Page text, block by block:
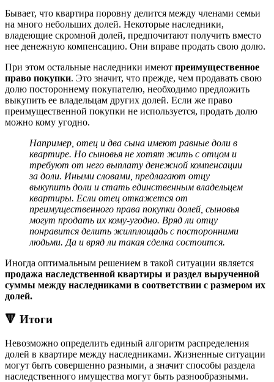
Бывает, что квартира поровну делится между членами семьи
на много небольших долей. Некоторые наследники,
владеющие скромной долей, предпочитают получить вместо
нее денежную компенсацию. Они вправе продать свою долю.
При этом остальные наследники имеют преимущественное
право покупки. Это значит, что прежде, чем продавать свою
долю постороннему покупателю, необходимо предложить
выкупить ее владельцам других долей. Если же право
преимущественной покупки не используется, продать долю
можно кому угодно.
Например, отец и два сына имеют равные доли в
квартире. Но сыновья не хотят жить с отцом и
требуют от него выплату денежной компенсации
за доли. Иными словами, предлагают отцу
выкупить доли и стать единственным владельцем
квартиры. Если отец откажется от
преимущественного права покупки долей, сыновья
могут продать их кому-угодно. Вряд ли отцу
понравится делить жилплощадь с посторонними
людьми. Да и вряд ли такая сделка состоится.
Иногда оптимальным решением в такой ситуации является
продажа наследственной квартиры и раздел вырученной
суммы между наследниками в соответствии с размером их
долей.
🔻 Итоги
Невозможно определить единый алгоритм распределения
долей в квартире между наследниками. Жизненные ситуации
могут быть совершенно разными, а значит способы раздела
наследственного имущества могут быть разнообразными.